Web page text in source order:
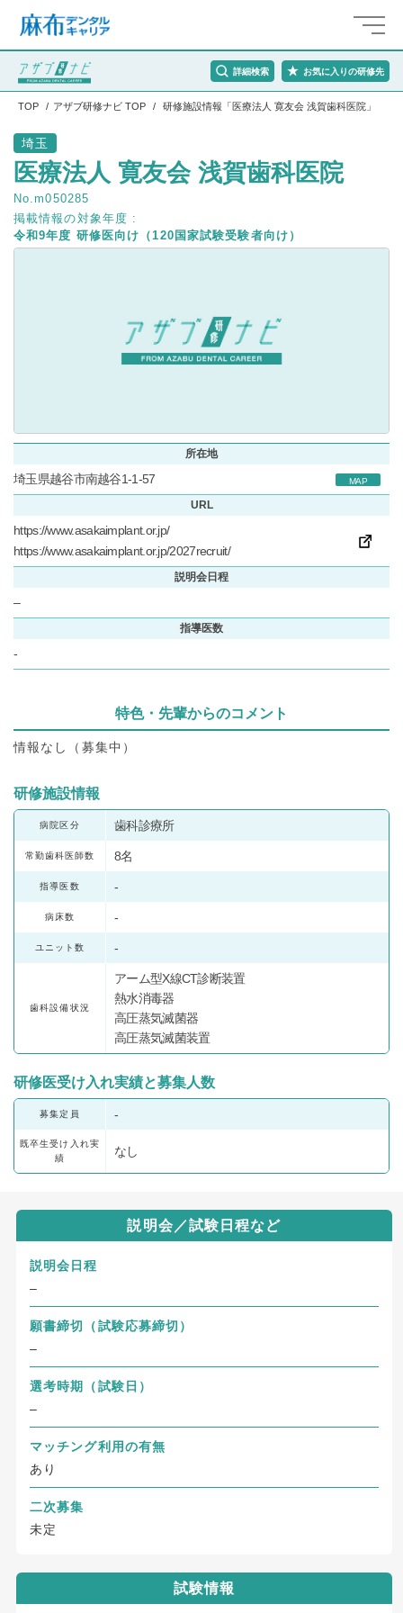
詳細検索 お気に入りの研修先
TOP アザブ研修ナビ TOP 研修施設情報「医療法人 寛友会 浅賀歯科医院」
埼玉
医療法人 寛友会 浅賀歯科医院
No.m050285
掲載情報の対象年度 :
令和9年度 研修医向け（120国家試験受験者向け）
所在地
埼玉県越谷市南越谷1-1-57 MAP
URL
https://www.asakaimplant.or.jp/
https://www.asakaimplant.or.jp/2027recruit/
説明会日程
–
指導医数
-
特色・先輩からのコメント
情報なし（募集中）
研修施設情報
病院区分 歯科診療所
常勤歯科医師数 8名
指導医数 -
病床数 -
ユニット数 -
歯科設備状況
アーム型X線CT診断装置
熱水消毒器
高圧蒸気滅菌器
高圧蒸気滅菌装置
研修医受け入れ実績と募集人数
募集定員 -
既卒生受け入れ実
績
なし
説明会／試験日程など
説明会日程
–
願書締切
（試験応募締切）
–
選考時期（試験日）
–
マッチング利用の有無
あり
二次募集
未定
試験情報